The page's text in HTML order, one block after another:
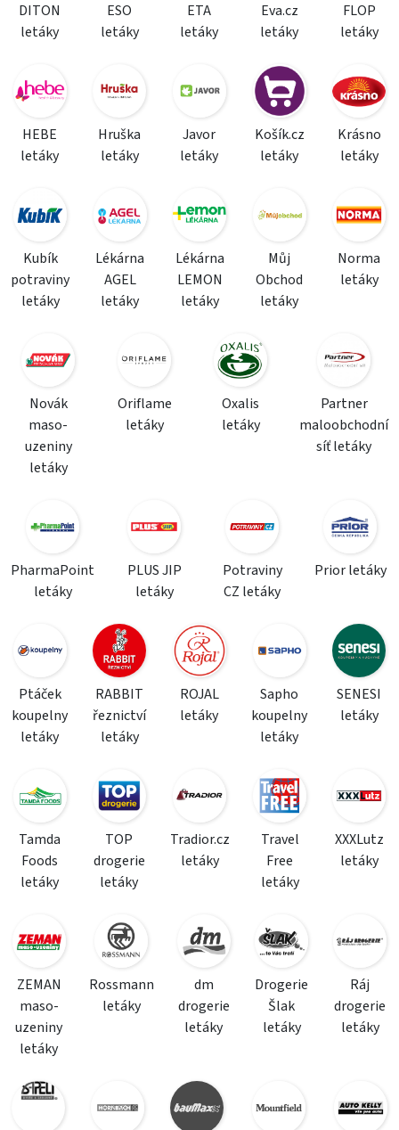
DITON
letáky
ESO
letáky
ETA
letáky
Eva.cz
letáky
FLOP
letáky
HEBE
letáky
Hruška
letáky
Javor
letáky
Košík.cz
letáky
Krásno
letáky
Kubík
potraviny
letáky
Lékárna
AGEL
letáky
Lékárna
LEMON
letáky
Můj
Obchod
letáky
Norma
letáky
Novák
maso-
uzeniny
letáky
Oriflame
letáky
Oxalis
letáky
Partner
maloobchodní
síť letáky
PharmaPoint
letáky
PLUS JIP
letáky
Potraviny
CZ letáky
Prior letáky
Ptáček
koupelny
letáky
RABBIT
řeznictví
letáky
ROJAL
letáky
Sapho
koupelny
letáky
SENESI
letáky
Tamda
Foods
letáky
TOP
drogerie
letáky
Tradior.cz
letáky
Travel
Free
letáky
XXXLutz
letáky
ZEMAN
maso-
uzeniny
letáky
Rossmann
letáky
dm
drogerie
letáky
Drogerie
Šlak
letáky
Ráj
drogerie
letáky